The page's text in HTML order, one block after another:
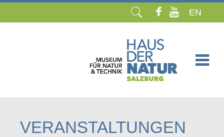
EN
VERANSTALTUNGEN